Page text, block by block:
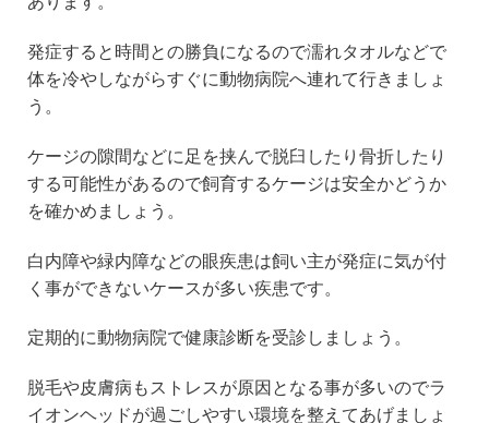
発症すると時間との勝負になるので濡れタオルなどで
体を冷やしながらすぐに動物病院へ連れて行きましょ
う。
ケージの隙間などに足を挟んで脱臼したり骨折したり
する可能性があるので飼育するケージは安全かどうか
を確かめましょう。
白内障や緑内障などの眼疾患は飼い主が発症に気が付
く事ができないケースが多い疾患です。
定期的に動物病院で健康診断を受診しましょう。
脱毛や皮膚病もストレスが原因となる事が多いのでラ
イオンヘッドが過ごしやすい環境を整えてあげましょ